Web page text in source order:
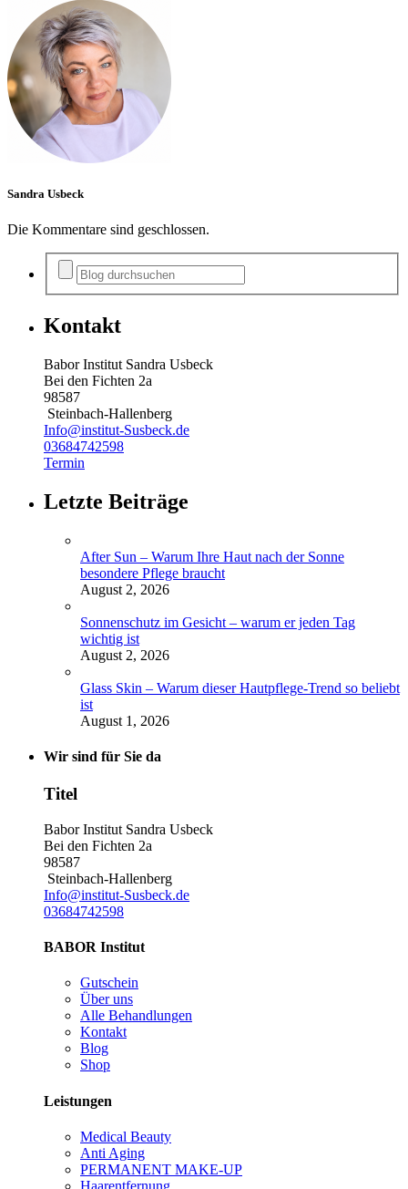
Sandra Usbeck
Die Kommentare sind geschlossen.
Kontakt
Babor Institut Sandra Usbeck
Bei den Fichten 2a
98587
Steinbach-Hallenberg
Info@institut-Susbeck.de
03684742598
Termin
Letzte Beiträge
After Sun – Warum Ihre Haut nach der Sonne
besondere Pflege braucht
August 2, 2026
Sonnenschutz im Gesicht – warum er jeden Tag
wichtig ist
August 2, 2026
Glass Skin – Warum dieser Hautpflege-Trend so beliebt
ist
August 1, 2026
Wir sind für Sie da
Titel
Babor Institut Sandra Usbeck
Bei den Fichten 2a
98587
Steinbach-Hallenberg
Info@institut-Susbeck.de
03684742598
BABOR Institut
Gutschein
Über uns
Alle Behandlungen
Kontakt
Blog
Shop
Leistungen
Medical Beauty
Anti Aging
PERMANENT MAKE-UP
Haarentfernung